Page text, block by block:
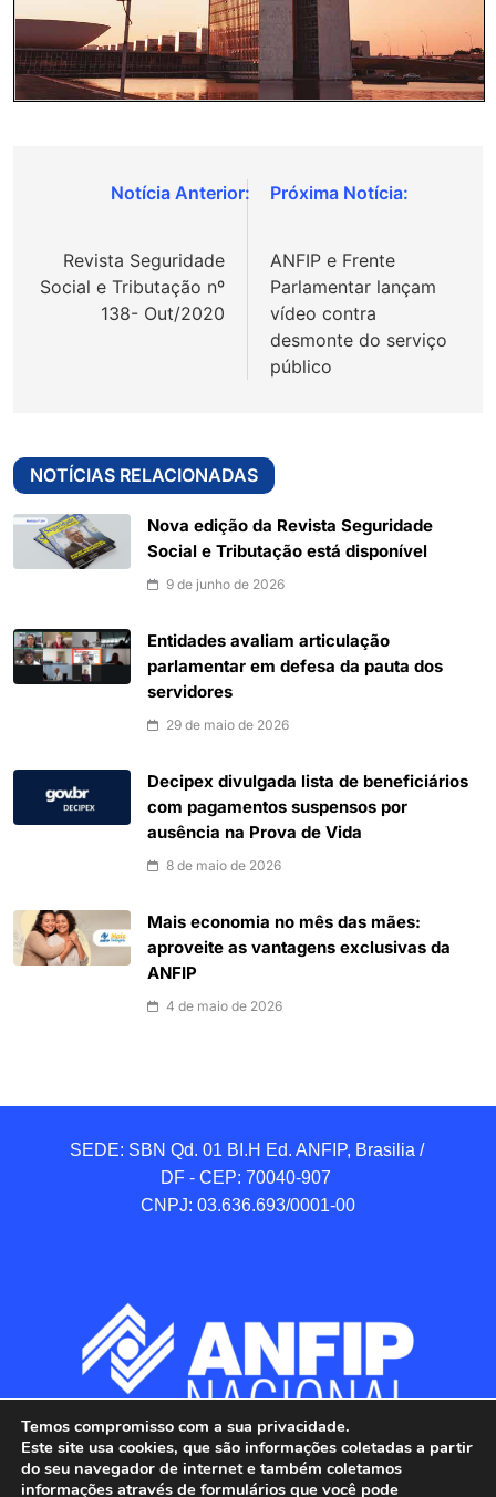
Navegação
Post
Revista Seguridade
Social e Tributação nº
138- Out/2020
ANFIP e Frente
Parlamentar lançam
vídeo contra
desmonte do serviço
público
NOTÍCIAS RELACIONADAS
Nova edição da Revista Seguridade
Social e Tributação está disponível
9 de junho de 2026
Entidades avaliam articulação
parlamentar em defesa da pauta dos
servidores
29 de maio de 2026
Decipex divulgada lista de beneficiários
com pagamentos suspensos por
ausência na Prova de Vida
8 de maio de 2026
Mais economia no mês das mães:
aproveite as vantagens exclusivas da
ANFIP
4 de maio de 2026
SEDE: SBN Qd. 01 BI.H Ed. ANFIP, Brasilia /
DF - CEP: 70040-907
CNPJ: 03.636.693/0001-00
Temos compromisso com a sua privacidade.
Este site usa cookies, que são informações coletadas a partir
do seu navegador de internet e também coletamos
informações através de formulários que você pode